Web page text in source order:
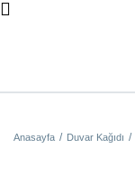
Anasayfa Duvar Kağıdı